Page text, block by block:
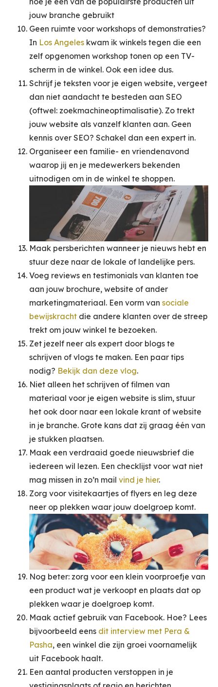
jouw branche gebruikt
Geen ruimte voor workshops of demonstraties?
In Los Angeles kwam ik winkels tegen die een
zelf opgenomen workshop tonen op een TV-
scherm in de winkel. Ook een idee dus.
Schrijf je teksten voor je eigen website, vergeet
dan niet aandacht te besteden aan SEO
(oftwel: zoekmachineoptimalisatie). Zo trekt
jouw website als vanzelf klanten aan. Geen
kennis over SEO? Schakel dan een expert in.
Organiseer een familie- en vriendenavond
waarop jij en je medewerkers bekenden
uitnodigen om in de winkel te shoppen.
Maak persberichten wanneer je nieuws hebt en
stuur deze naar de lokale of landelijke pers.
Voeg reviews en testimonials van klanten toe
aan jouw brochure, website of ander
marketingmateriaal. Een vorm van sociale
bewijskracht die andere klanten over de streep
trekt om jouw winkel te bezoeken.
Zet jezelf neer als expert door blogs te
schrijven of vlogs te maken. Een paar tips
nodig? Bekijk dan deze vlog.
Niet alleen het schrijven of filmen van
materiaal voor je eigen website is slim, stuur
het ook door naar een lokale krant of website
in je branche. Grote kans dat zij graag één van
je stukken plaatsen.
Maak een verdraaid goede nieuwsbrief die
iedereen wil lezen. Een checklijst voor wat niet
mag missen in zo’n mail vind je hier.
Zorg voor visitekaartjes of flyers en leg deze
neer op plekken waar jouw doelgroep komt.
Nog beter: zorg voor een klein voorproefje van
een product wat je verkoopt en plaats dat op
plekken waar je doelgroep komt.
Maak actief gebruik van Facebook. Hoe? Lees
bijvoorbeeld eens dit interview met Pera &
Pasha, een winkel die zijn groei voornamelijk
uit Facebook haalt.
Een aantal producten verstoppen in je